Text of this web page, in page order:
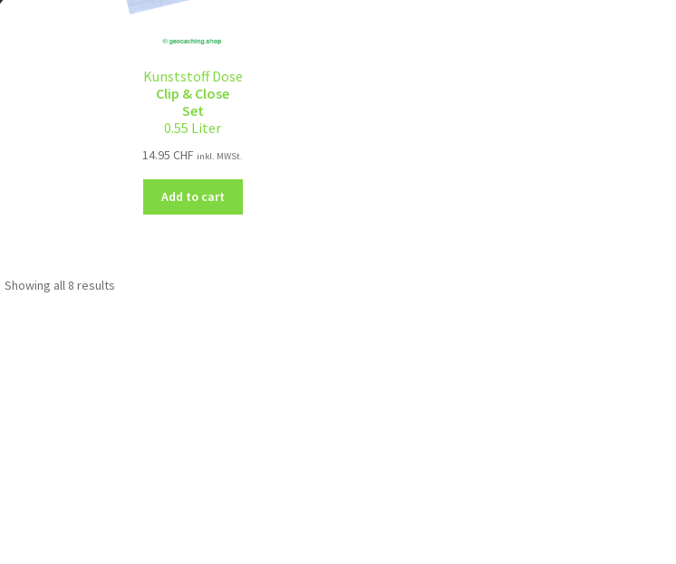
Kunststoff Dose
Clip & Close
Set
0.55 Liter
14.95CHF inkl. MWSt.
Add to cart
Showing all 8 results